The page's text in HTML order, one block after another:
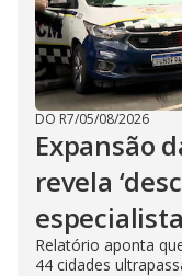
DO R7/05/08/2026
Expansão
revela
especialista
Relatório aponta
44 cidades